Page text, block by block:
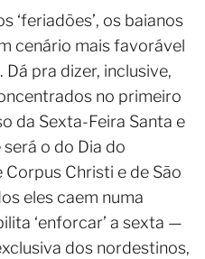
‘feriadões’, os baianos
cenário mais favorável
pra dizer, inclusive,
no primeiro
da Sexta-Feira Santa e
o do Dia do
Corpus Christi e de São
eles caem numa
‘enforcar’ a sexta —
dos nordestinos,